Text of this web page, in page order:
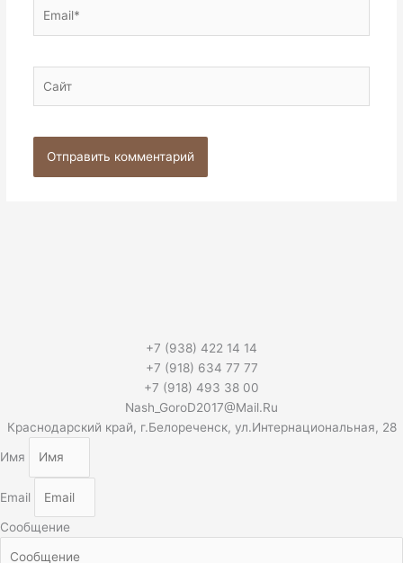
+7 (938) 422 14 14
+7 (918) 634 77 77
+7 (918) 493 38 00
Nash_GoroD2017@Mail.Ru
Краснодарский край, г.Белореченск, ул.Интернациональная, 28
Имя
Email
Сообщение